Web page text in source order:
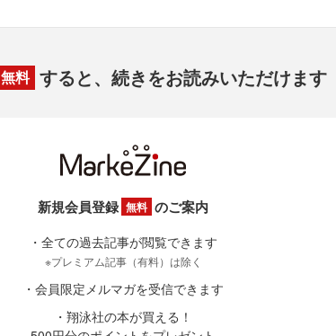
無料 すると、続きをお読みいただけます
新規会員登録 無料 のご案内
・全ての過去記事が閲覧できます
※プレミアム記事（有料）は除く
・会員限定メルマガを受信できます
・翔泳社の本が買える！